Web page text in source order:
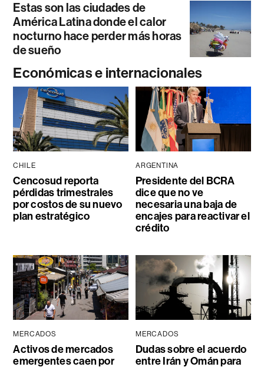
Estas son las ciudades de
América Latina donde el calor
nocturno hace perder más horas
de sueño
Económicas e internacionales
CHILE
Cencosud reporta
pérdidas trimestrales
por costos de su nuevo
plan estratégico
ARGENTINA
Presidente del BCRA
dice que no ve
necesaria una baja de
encajes para reactivar el
crédito
MERCADOS
Activos de mercados
emergentes caen por
MERCADOS
Dudas sobre el acuerdo
entre Irán y Omán para